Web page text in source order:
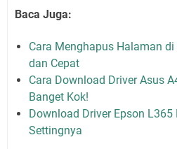
Baca Juga:
Cara Menghapus Halaman
dan Cepat
Cara Download Driver Asus
Banget Kok!
Download Driver Epson L365
Settingnya